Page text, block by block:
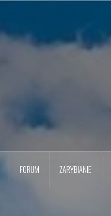
FORUM ZARYBIANIE